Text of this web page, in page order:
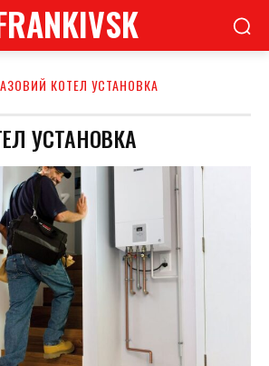
КОТЕЛ УСТАНОВКА
УСТАНОВКА